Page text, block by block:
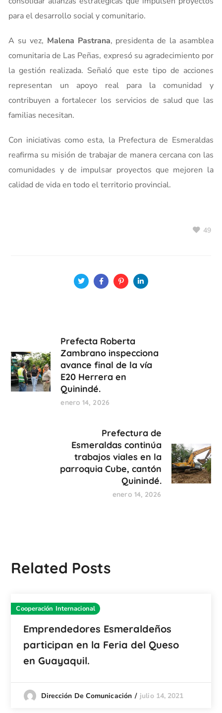
para el desarrollo social y comunitario.
A su vez, Malena Pastrana, presidenta de la asamblea
comunitaria de Las Peñas, expresó su agradecimiento por
la gestión realizada. Señaló que este tipo de acciones
representan un apoyo real para la comunidad y
contribuyen a fortalecer los servicios de salud que las
familias necesitan.
Con iniciativas como esta, la Prefectura de Esmeraldas
reafirma su misión de trabajar de manera cercana con las
comunidades y de impulsar proyectos que mejoren la
calidad de vida en todo el territorio provincial.
49
Prefecta Roberta
Zambrano inspecciona
avance final de la vía
E20 Herrera en
Quinindé.
enero 14, 2026
Prefectura de
Esmeraldas continúa
trabajos viales en la
parroquia Cube, cantón
Quinindé.
enero 14, 2026
Related Posts
Cooperación Internacional
Emprendedores Esmeraldeños
participan en la Feria del Queso
en Guayaquil.
Dirección De Comunicación julio 14, 2021